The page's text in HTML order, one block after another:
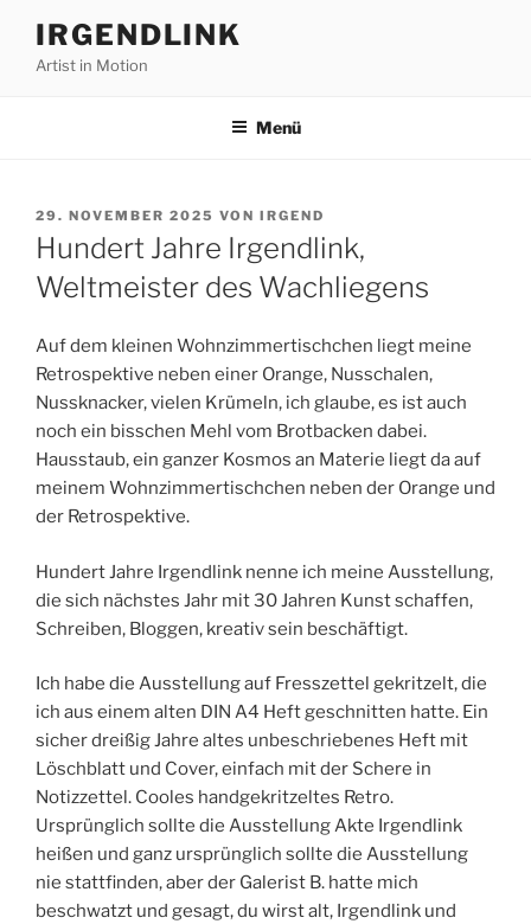
Inhalt
springen
IRGENDLINK
Artist in Motion
Menü
VERÖFFENTLICHT
AM
29. NOVEMBER 2025 VON IRGEND
Hundert Jahre Irgendlink,
Weltmeister des Wachliegens
Auf dem kleinen Wohnzimmertischchen liegt meine
Retrospektive neben einer Orange, Nusschalen,
Nussknacker, vielen Krümeln, ich glaube, es ist auch
noch ein bisschen Mehl vom Brotbacken dabei.
Hausstaub, ein ganzer Kosmos an Materie liegt da auf
meinem Wohnzimmertischchen neben der Orange und
der Retrospektive.
Hundert Jahre Irgendlink nenne ich meine Ausstellung,
die sich nächstes Jahr mit 30 Jahren Kunst schaffen,
Schreiben, Bloggen, kreativ sein beschäftigt.
Ich habe die Ausstellung auf Fresszettel gekritzelt, die
ich aus einem alten DIN A4 Heft geschnitten hatte. Ein
sicher dreißig Jahre altes unbeschriebenes Heft mit
Löschblatt und Cover, einfach mit der Schere in
Notizzettel. Cooles handgekritzeltes Retro.
Ursprünglich sollte die Ausstellung Akte Irgendlink
heißen und ganz ursprünglich sollte die Ausstellung
nie stattfinden, aber der Galerist B. hatte mich
beschwatzt und gesagt, du wirst alt, Irgendlink und